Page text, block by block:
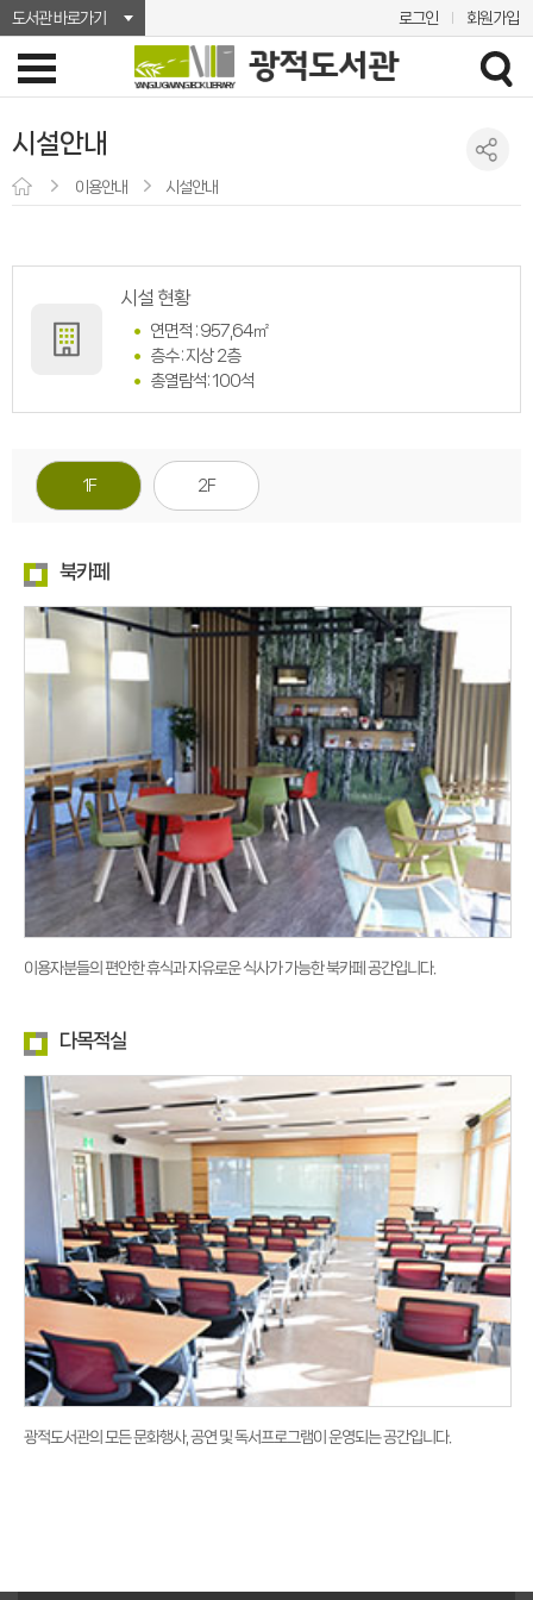
도서관 바로가기 로그인 회원가입
시설안내
이용안내 시설안내
시설 현황
연면적 : 957,64㎡
층수 : 지상 2층
총열람석: 100석
1F 2F
북카페
이용자분들의 편안한 휴식과 자유로운 식사가 가능한 북카페 공간입니다.
다목적실
광적도서관의 모든 문화행사, 공연 및 독서프로그램이 운영되는 공간입니다.